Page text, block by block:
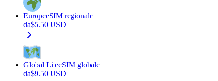
EuropeeSIM regionale
da$5.50 USD
Global LiteeSIM globale
da$9.50 USD